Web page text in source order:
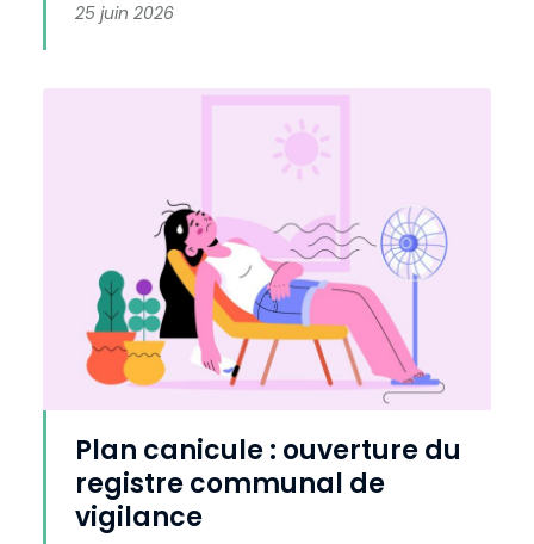
25 juin 2026
Plan canicule : ouverture du
registre communal de
vigilance